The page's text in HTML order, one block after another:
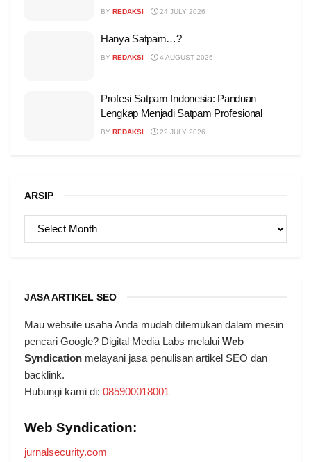
BY REDAKSI 24 JULY 2026
Hanya Satpam…?
BY REDAKSI 4 AUGUST 2026
Profesi Satpam Indonesia: Panduan
Lengkap Menjadi Satpam Profesional
BY REDAKSI 22 JULY 2026
ARSIP
ARSIP
JASA ARTIKEL SEO
Mau website usaha Anda mudah ditemukan dalam mesin
pencari Google? Digital Media Labs melalui Web
Syndication melayani jasa penulisan artikel SEO dan
backlink.
Hubungi kami di: 085900018001
Web Syndication:
jurnalsecurity.com